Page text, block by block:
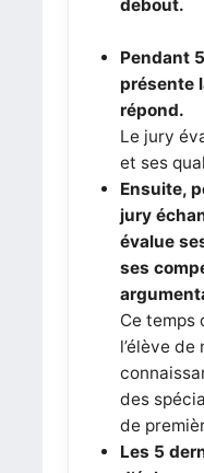
debout.
Pendant
présente
répond.
Le jury
et ses
Ensuite,
jury
évalue
ses
Ce temps
l’élève
des
de
Les 5